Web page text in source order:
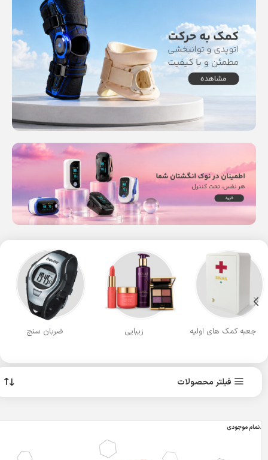
Read more
Read more
جعبه کمک های اولیه زیبایی ضربان سنج
فیلتر محصولات
اتمام موجودی